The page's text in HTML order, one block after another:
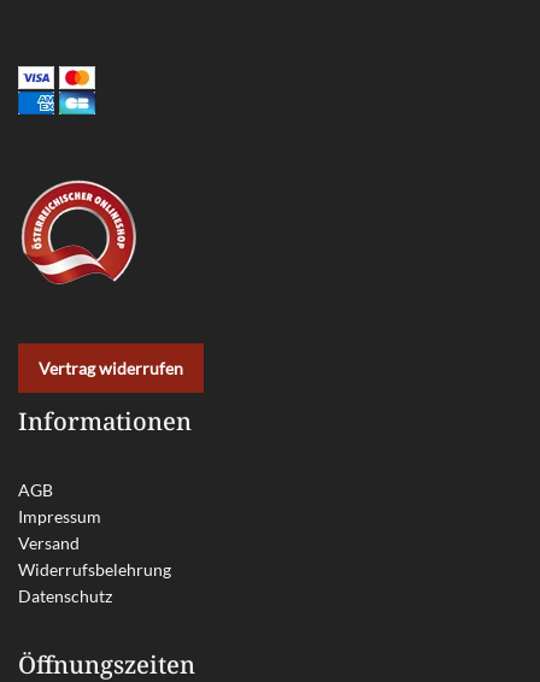
Vertrag widerrufen
Informationen
AGB
Impressum
Versand
Widerrufsbelehrung
Datenschutz
Öffnungszeiten